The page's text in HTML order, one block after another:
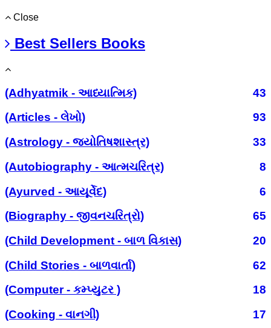
Close
Best Sellers Books
(Adhyatmik - આધ્યાત્મિક)
43
(Articles - લેખો)
93
(Astrology - જ્યોતિષશાસ્ત્ર)
33
(Autobiography - આત્મચરિત્ર)
8
(Ayurved - આયૂર્વેદ)
6
(Biography - જીવનચરિત્રો)
65
(Child Development - બાળ વિકાસ)
20
(Child Stories - બાળવાર્તા)
62
(Computer - કમ્પ્યુટર )
18
(Cooking - વાનગી)
17